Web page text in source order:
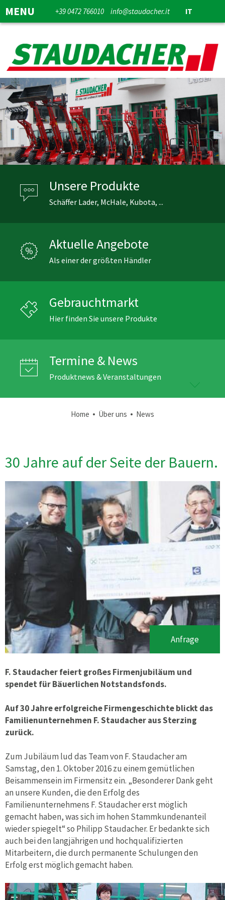
MENU +39 0472 766010 info@staudacher.it IT
Unsere Produkte
Schäffer Lader, McHale, Kubota, ...
Aktuelle Angebote
Als einer der größten Händler
Gebrauchtmarkt
Hier finden Sie unsere Produkte
Termine & News
Produktnews & Veranstaltungen
Home • Über uns • News
30 Jahre auf der Seite der Bauern.
Anfrage
F. Staudacher feiert großes Firmenjubiläum und
spendet für Bäuerlichen Notstandsfonds.
Auf 30 Jahre erfolgreiche Firmengeschichte blickt das
Familienunternehmen F. Staudacher aus Sterzing
zurück.
Zum Jubiläum lud das Team von F. Staudacher am
Samstag, den 1. Oktober 2016 zu einem gemütlichen
Beisammensein im Firmensitz ein. „Besonderer Dank geht
an unsere Kunden, die den Erfolg des
Familienunternehmens F. Staudacher erst möglich
gemacht haben, was sich im hohen Stammkundenanteil
wieder spiegelt“ so Philipp Staudacher. Er bedankte sich
auch bei den langjährigen und hochqualifizierten
Mitarbeitern, die durch permanente Schulungen den
Erfolg erst möglich gemacht haben.